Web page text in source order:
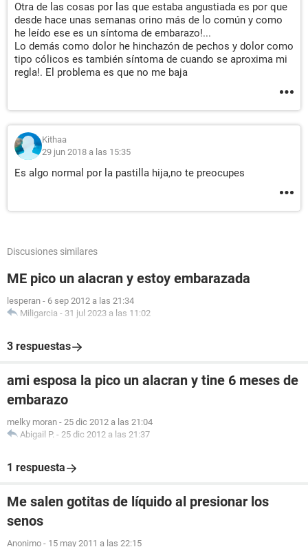
Otra de las cosas por las que estaba angustiada es por que
desde hace unas semanas orino más de lo común y como
he leído ese es un síntoma de embarazo!...
Lo demás como dolor he hinchazón de pechos y dolor como
tipo cólicos es también síntoma de cuando se aproxima mi
regla!. El problema es que no me baja
Kithaa
29 jun 2018 a las 15:35
Es algo normal por la pastilla hija,no te preocupes
Discusiones similares
ME pico un alacran y estoy embarazada
lesperan - 6 sep 2012 a las 21:34
Miligarcia - 31 jul 2023 a las 11:02
3 respuestas
ami esposa la pico un alacran y tine 6 meses de
embarazo
melky moran - 25 dic 2012 a las 21:04
Abigail P. - 25 dic 2012 a las 21:37
1 respuesta
Me salen gotitas de líquido al presionar los
senos
Anonimo - 15 may 2011 a las 22:15